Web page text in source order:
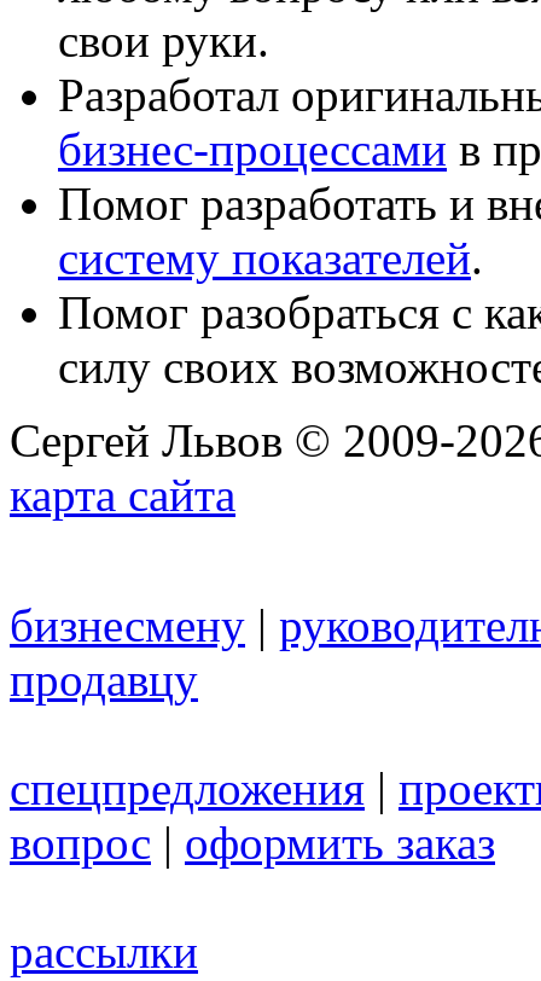
свои руки.
Разработал
бизнес-процессами в
Помог разработать и
систему показателей.
Помог разобраться с
силу своих
Сергей Львов © 2009-
карта сайта
бизнесмену |
продавцу
спецпредложения |
вопрос | оформить заказ
рассылки